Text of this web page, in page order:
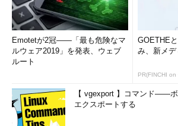
Emotetが2冠――「最も危険なマ
ルウェア2019」を発表、ウェブ
ルート
GOETHE
み、新メ
PR(FINCHI on
【 vgexport 】コマンド――
エクスポートする